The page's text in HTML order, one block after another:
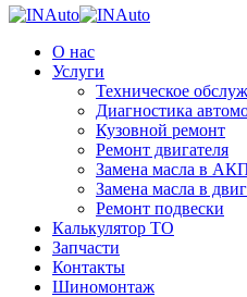
О нас
Услуги
Техническое
Диагностика
Кузовной ремонт
Ремонт двигателя
Замена масла в
Замена масла в
Ремонт подвески
Калькулятор ТО
Запчасти
Контакты
Шиномонтаж